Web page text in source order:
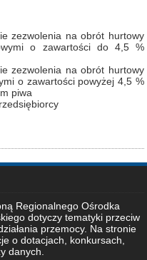
zezwolenia na obrót hurtowy
o zawartości do 4,5 %
zezwolenia na obrót hurtowy
o zawartości powyżej 4,5 %
piwa
Regionalnego Ośrodka
dotyczy tematyki przeciw
przemocy. Na stronie
o dotacjach, konkursach,
danych.